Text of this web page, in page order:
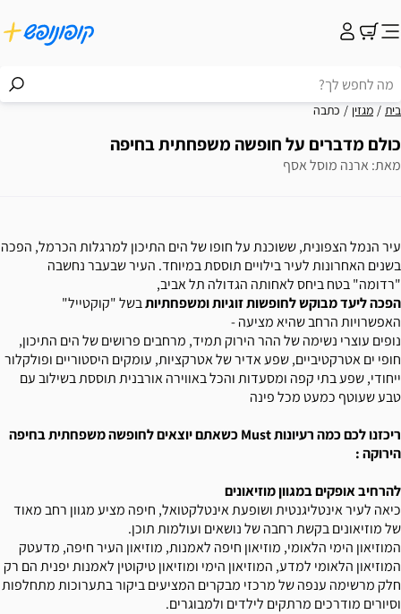
בית מגזין כתבה
כולם מדברים על חופשה משפחתית בחיפה
מאת: ארנה מוסל אסף
עיר הנמל הצפונית, ששוכנת על חופו של הים התיכון למרגלות הכרמל, הפכה
בשנים האחרונות לעיר בילויים תוססת במיוחד. העיר שבעבר נחשבה
"רדומה" בטח ביחס לאחותה הגדולה תל אביב,
הפכה ליעד מבוקש לחופשות זוגיות ומשפחתיותבשל "קוקטייל"
האפשרויות הרחב שהיא מציעה -
נופים עוצרי נשימה של ההר הירוק תמיד, מרחבים פרושים של הים התיכון,
חופי ים אטרקטיביים, שפע אדיר של אטרקציות, עומקים היסטוריים ופולקלור
ייחודי, שפע בתי קפה ומסעדות והכל באווירה אורבנית תוססת בשילוב עם
טבע שעוטף כמעט מכל פינה
ריכזנו לכם כמה רעיונות Must כשאתם יוצאים לחופשה משפחתית בחיפה
הירוקה :
להרחיב אופקים במגוון מוזיאונים
כיאה לעיר אינטליגנטית ושופעת אינטלקטואל, חיפה מציע מגוון רחב מאוד
של מוזיאונים בקשת רחבה של נושאים ועולמות תוכן.
המוזיאון הימי הלאומי, מוזיאון חיפה לאמנות, מוזיאון העיר חיפה, מדעטק
המוזיאון הלאומי למדע, המוזיאון הימי ומוזיאון טיקוטין לאמנות יפנית הם רק
חלק מרשימה ענפה של מרכזי מבקרים המציעים ביקור בתערוכות מתחלפות
וסיורים מודרכים מרתקים לילדים ולמבוגרים.